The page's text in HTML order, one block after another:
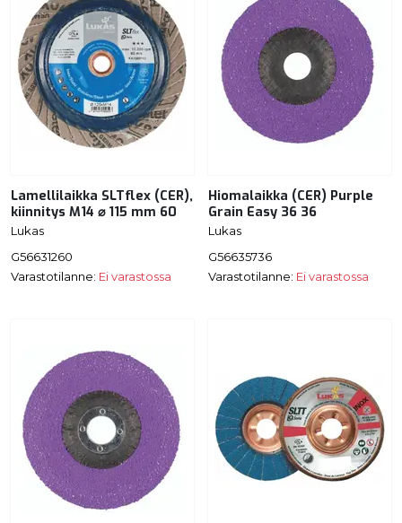
Lamellilaikka SLTflex (CER),
kiinnitys M14 ⌀ 115 mm 60
Lukas
G56631260
Varastotilanne: Ei varastossa
Hiomalaikka (CER) Purple
Grain Easy 36 36
Lukas
G56635736
Varastotilanne: Ei varastossa